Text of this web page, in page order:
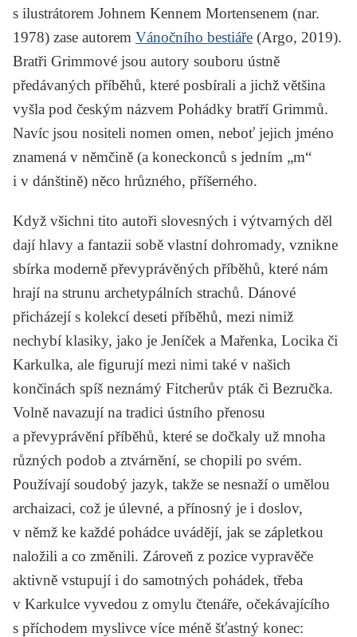
s ilustrátorem Johnem Kennem Mortensenem (nar.
1978) zase autorem Vánočního bestiáře (Argo, 2019).
Bratři Grimmové jsou autory souboru ústně
předávaných příběhů, které posbírali a jichž většina
vyšla pod českým názvem Pohádky bratří Grimmů.
Navíc jsou nositeli nomen omen, neboť jejich jméno
znamená v němčině (a koneckonců s jedním „m“
i v dánštině) něco hrůzného, příšerného.
Když všichni tito autoři slovesných i výtvarných děl
dají hlavy a fantazii sobě vlastní dohromady, vznikne
sbírka moderně převyprávěných příběhů, které nám
hrají na strunu archetypálních strachů. Dánové
přicházejí s kolekcí deseti příběhů, mezi nimiž
nechybí klasiky, jako je Jeníček a Mařenka, Locika či
Karkulka, ale figurují mezi nimi také v našich
končinách spíš neznámý Fitcherův pták či Bezručka.
Volně navazují na tradici ústního přenosu
a převyprávění příběhů, které se dočkaly už mnoha
různých podob a ztvárnění, se chopili po svém.
Používají soudobý jazyk, takže se nesnaží o umělou
archaizaci, což je úlevné, a přínosný je i doslov,
v němž ke každé pohádce uvádějí, jak se zápletkou
naložili a co změnili. Zároveň z pozice vypravěče
aktivně vstupují i do samotných pohádek, třeba
v Karkulce vyvedou z omylu čtenáře, očekávajícího
s příchodem myslivce více méně šťastný konec: